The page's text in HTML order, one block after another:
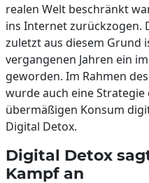
realen Welt beschränkt
ins Internet zurückzogen.
zuletzt aus diesem Grund
vergangenen Jahren ein
geworden. Im Rahmen
wurde auch eine
übermäßigen Konsum
Digital Detox.
Digital Detox
Kampf an